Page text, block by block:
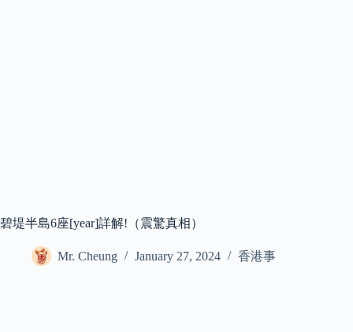
碧堤半島6座[year]詳解!（震驚真相）
Mr. Cheung January 27, 2024 香港事